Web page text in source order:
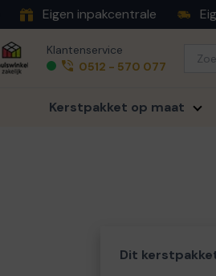
Eigen inpakcentrale
Klantenservice
0512 - 570 077
Kerstpakket op maat
Dit